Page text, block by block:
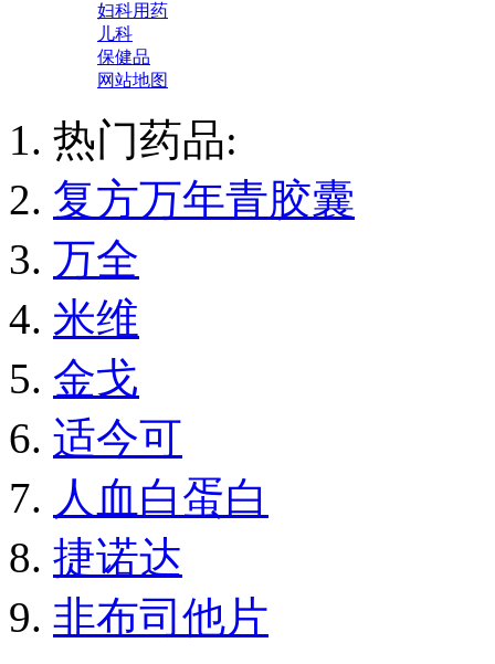
妇科用药
儿科
保健品
网站地图
热门药品:
复方万年青胶囊
万全
米维
金戈
适今可
人血白蛋白
捷诺达
非布司他片